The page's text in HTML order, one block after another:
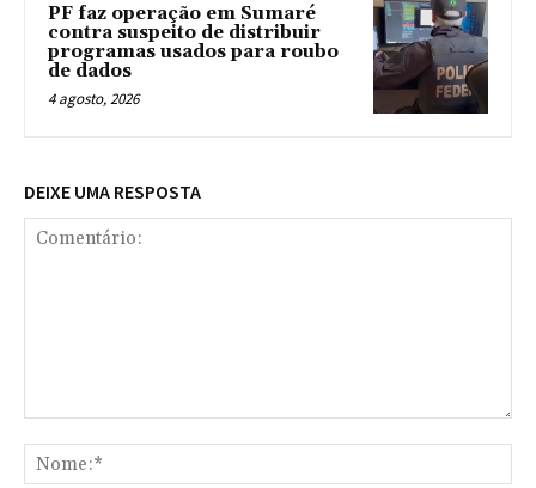
PF faz operação em Sumaré
contra suspeito de distribuir
programas usados para roubo
de dados
4 agosto, 2026
DEIXE UMA RESPOSTA